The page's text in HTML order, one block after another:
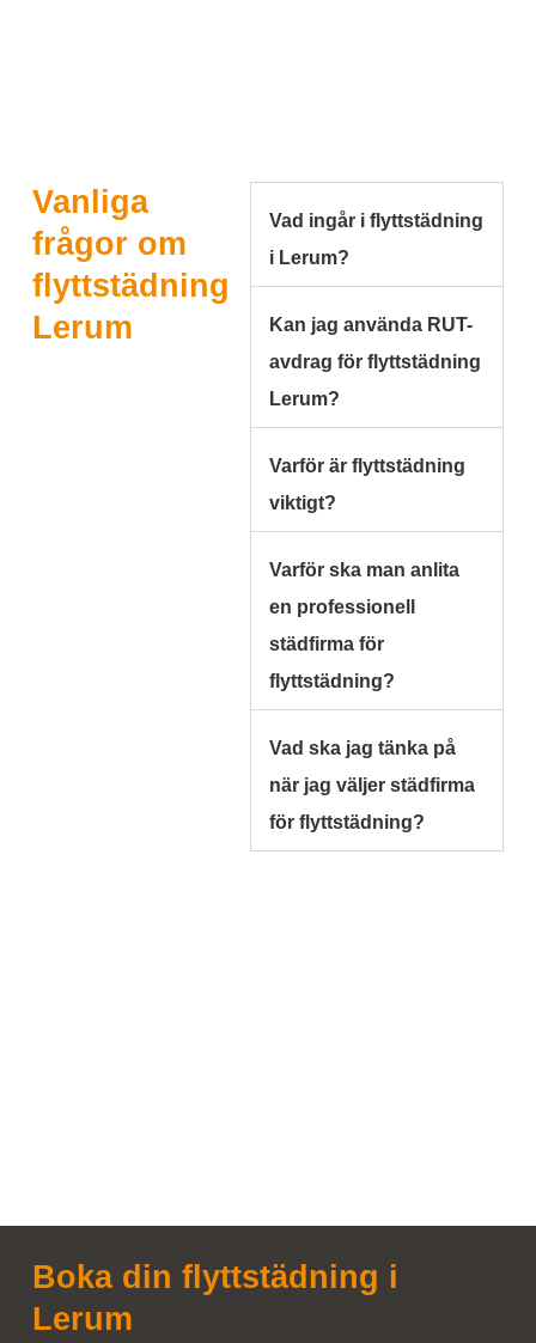
Vanliga
frågor om
flyttstädning
Lerum
Vad ingår i flyttstädning
i Lerum?
Kan jag använda RUT-
avdrag för flyttstädning
Lerum?
Varför är flyttstädning
viktigt?
Varför ska man anlita
en professionell
städfirma för
flyttstädning?
Vad ska jag tänka på
när jag väljer städfirma
för flyttstädning?
Boka din flyttstädning i
Lerum